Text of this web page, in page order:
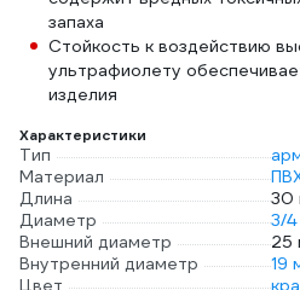
запаха
Стойкость к воздействию
ультрафиолету
изделия
Характеристики
Тип
Материал
Длина
30
Диаметр
3/
Внешний диаметр
25
Внутренний диаметр
19
Цвет